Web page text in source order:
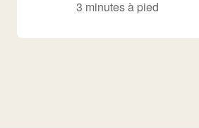
3 minutes à pied